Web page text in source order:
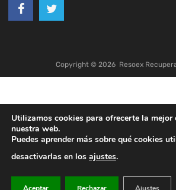
Copyright © 2026 Resoex
Utilizamos cookies para ofrecerte la mejor
nuestra web.
Puedes aprender más sobre qué cookies
desactivarlas en los ajustes.